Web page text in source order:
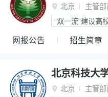
 北京 主管部
“双一流”建设高
网报公告 招生简章
北京科技大
 北京 主管部